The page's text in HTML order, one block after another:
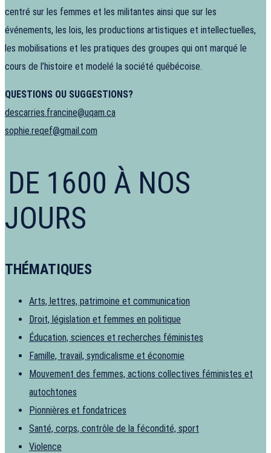
centré sur les femmes et les militantes ainsi que sur les
événements, les lois, les productions artistiques et intellectuelles,
les mobilisations et les pratiques des groupes qui ont marqué le
cours de l’histoire et modelé la société québécoise.
QUESTIONS OU SUGGESTIONS?
descarries.francine@uqam.ca
sophie.reqef@gmail.com
DE 1600 À NOS
JOURS
THÉMATIQUES
Arts, lettres, patrimoine et communication
Droit, législation et femmes en politique
Éducation, sciences et recherches féministes
Famille, travail, syndicalisme et économie
Mouvement des femmes, actions collectives féministes et
autochtones
Pionnières et fondatrices
Santé, corps, contrôle de la fécondité, sport
Violence